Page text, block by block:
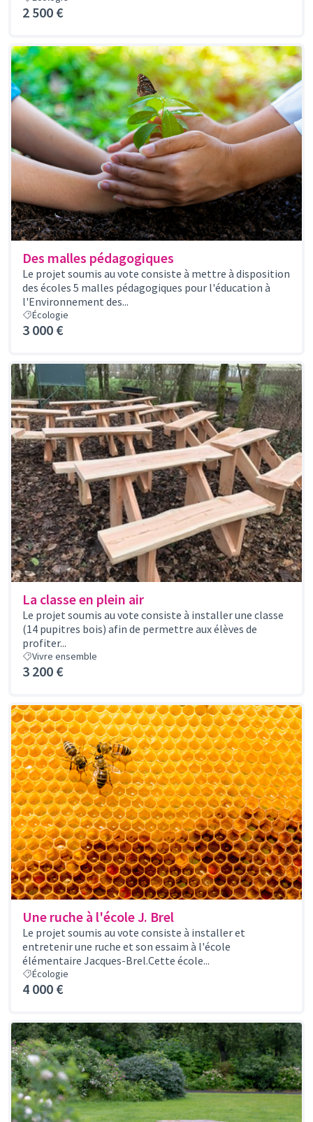
2 500 €
Des malles pédagogiques
Le projet soumis au vote consiste à mettre à disposition
des écoles 5 malles pédagogiques pour l'éducation à
l'Environnement des...
Écologie
3 000 €
La classe en plein air
Le projet soumis au vote consiste à installer une classe
(14 pupitres bois) afin de permettre aux élèves de
profiter...
Vivre ensemble
3 200 €
Une ruche à l'école J. Brel
Le projet soumis au vote consiste à installer et
entretenir une ruche et son essaim à l'école
élémentaire Jacques-Brel.Cette école...
Écologie
4 000 €